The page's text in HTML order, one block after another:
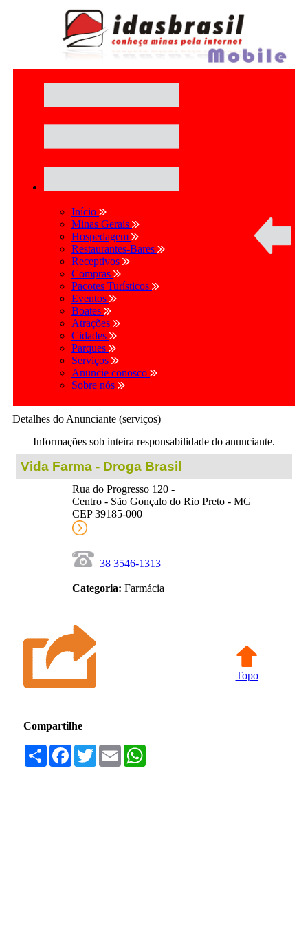
Início
Minas Gerais
Hospedagem
Restaurantes-Bares
Receptivos
Compras
Pacotes Turísticos
Eventos
Boates
Atrações
Cidades
Parques
Serviços
Anuncie conosco
Sobre nós
Detalhes do Anunciante (serviços)
Informações sob inteira responsabilidade do anunciante.
Vida Farma - Droga Brasil
Rua do Progresso 120 -
Centro - São Gonçalo do Rio Preto - MG
CEP 39185-000
38 3546-1313
Categoria: Farmácia
Topo
Compartilhe
Compartilhar
Facebook
TwitterEmail